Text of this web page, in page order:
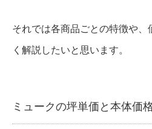
それでは各商品ごとの特徴や、
く解説したいと思います。
ミュークの坪単価と本体価